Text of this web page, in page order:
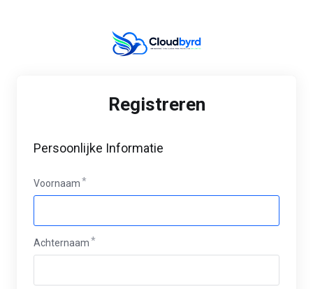
Registreren
Persoonlijke Informatie
Voornaam
Achternaam